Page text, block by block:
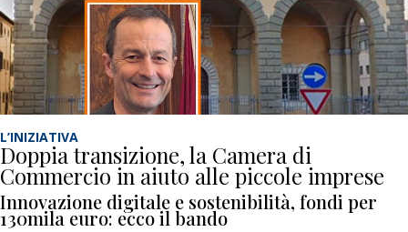
L’INIZIATIVA
Doppia transizione, la Camera di
Commercio in aiuto alle piccole imprese
Innovazione digitale e sostenibilità, fondi per
130mila euro: ecco il bando